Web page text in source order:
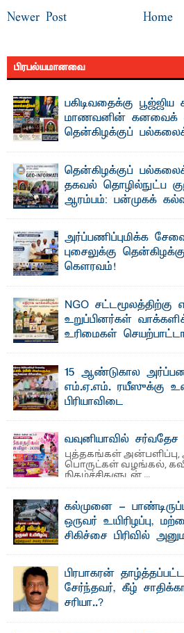
Newer Post Home
பிரபல்யமானவை
பகிடிவதைக்கு பூஜ்ஜிய
மாணவனின் கனவைக்
தென்கிழக்குப்
"ஒ ரு மாணவனின் அல்லது
கலைக்கப்படாது" என்ற உறுதியை
தென்கிழக்குப்
தகவல் தொழில்நுட்ப
ஆரம்பம்: பன்முகக்
பேராசிரியர் எம். எம். பாஸில்
தெ ன்கிழக்குப்
பீடத்தின் புவியியல் துறையினால் ...
அர்ப்பணிப்புமிக்க
புசைலுக்கு
கௌரவம்!
NGO சட்டமூலத்திற்கு
உறுப்பினர்கள்
உரிமைகள்
லூக்ஜோன்
ஜே. எப். காமிலா பேகம்- இ லங்கை
அமைப்புகள் (NGO) தொடர்பான
15 ஆண்டுகால
எம்.ஏ.எம். ரயீஸுக்கு
பிரியாவிடை
வவுனியாவில்
புத்தகங்கள் அன்பளிப்பு,
பொருட்கள் வழங்கல்,
நிகழ்ச்சிகளுடன் ...
கல்முனை -
ஒருவர் உயிரிழப்பு,
சிகிச்சை பிரிவில்
பாண்டிருப்பு ...பிரபாகரன்
சேர்ந்தவர், கீழ்
சரியா..?